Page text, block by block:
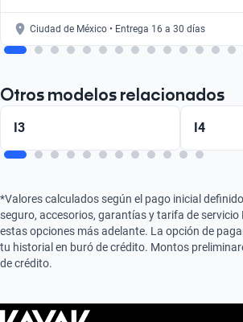
Ciudad de México • Entrega 16 a 30 días
Otros modelos relacionados
I3 I4
*Valores calculados según el pago inicial
seguro, accesorios, garantías y tarifa de
estas opciones más adelante. La opción de
tu historial en buró de crédito. Montos
de crédito.